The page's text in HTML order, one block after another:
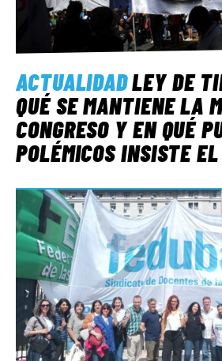
ACTUALIDADLEY DE
QUÉ SE MANTIENE LA
CONGRESO Y EN QUÉ
POLÉMICOS INSISTE